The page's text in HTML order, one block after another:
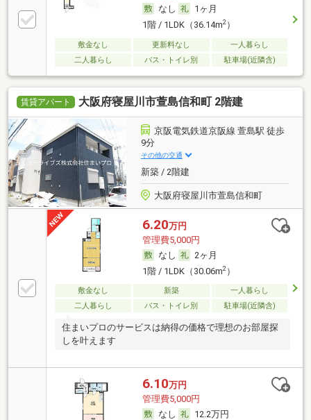
なし
1ヶ月
1階 / 1LDK（36.14m2）
敷金なし 更新料なし
一人暮らし
二人暮らし
バス・トイレ別 駐車場(近隣含)
賃貸アパート 大阪府寝屋川市萱島信和町 2階建
京阪電気鉄道京阪線 萱島駅 徒歩
9分
その他の交通
新築 / 2階建
大阪府寝屋川市萱島信和町
6.20万円
管理費5,000円
なし
2ヶ月
1階 / 1LDK（30.06m2）
敷金なし 新築
一人暮らし
二人暮らし
バス・トイレ別 駐車場(近隣含)
住まいプロのサービスは納得の価格で理想のお部屋探
しを叶えます
6.10万円
管理費5,000円
なし
12.2万円